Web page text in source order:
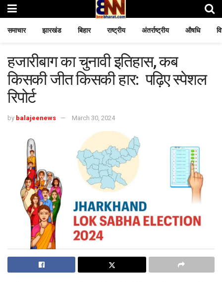
समाचार झारखंड बिहार राष्ट्रीय अंतर्राष्ट्रीय औषधि
हजारीबाग का चुनावी इतिहास, कब
किसकी जीत किसकी हार: पढ़िए स्पेशल
रिपोर्ट
by balajeenews March 30, 2024